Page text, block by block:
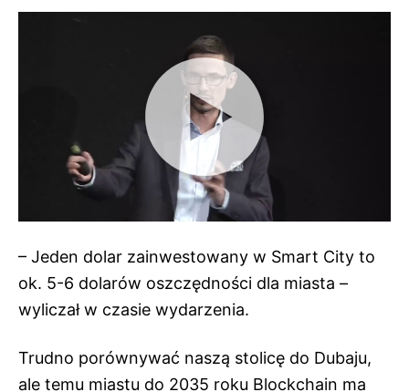
– Jeden dolar zainwestowany w Smart City to
ok. 5-6 dolarów oszczędności dla miasta –
wyliczał w czasie wydarzenia.
Trudno porównywać naszą stolicę do Dubaju,
ale temu miastu do 2035 roku Blockchain ma